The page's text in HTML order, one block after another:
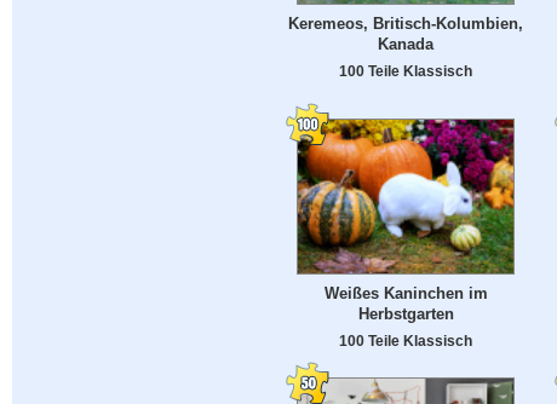
Keremeos, Britisch-Kolumbien,
Kanada
100 Teile Klassisch
Weißes Kaninchen im
Herbstgarten
100 Teile Klassisch